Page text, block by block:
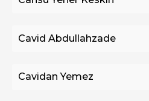
Cavid Abdullahzade
Cavidan Yemez